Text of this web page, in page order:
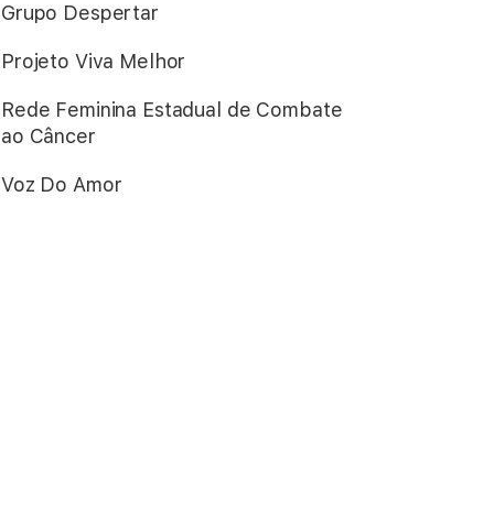
Grupo Despertar
Projeto Viva Melhor
Rede Feminina Estadual de Combate
ao Câncer
Voz Do Amor